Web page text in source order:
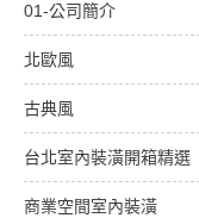
01-公司簡介
北歐風
古典風
台北室內裝潢開箱精選
商業空間室內裝潢